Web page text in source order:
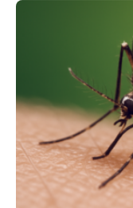
Grünalgen, die vor
lebten. Unter den
die noch heute in
Süßwasseralge
dieser Gruppe
mit
nächsten…